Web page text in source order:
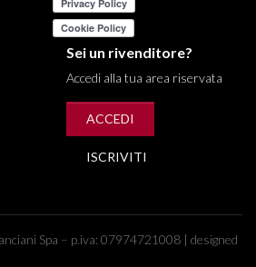
Sei un rivenditore?
Accedi alla tua area riservata
ACCEDI
ISCRIVITI
Spa – p.iva: 07974721008 | designed